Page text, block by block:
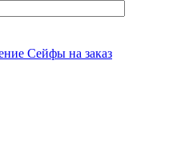
Сейфы на заказ